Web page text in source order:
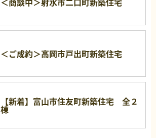
＜ご成約＞高岡市戸出町新築住宅
【新着】富山市住友町新築住宅 全２
棟